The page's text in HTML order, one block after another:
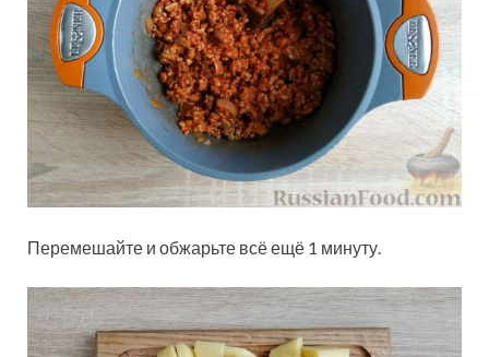
Перемешайте и обжарьте всё ещё 1 минуту.